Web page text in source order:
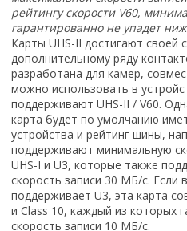
рейтингу скорости V60,
гарантированно не упадет
Карты UHS-II достигают своей
дополнительному ряду
разработана для камер,
можно использовать в
поддерживают UHS-II / V60.
карта будет по умолчанию
устройства и рейтинг шины,
поддерживают минимальную
UHS-I и U3, которые также
скорость записи 30 МБ/с. Если
поддерживает U3, эта карта
и Class 10, каждый из которых
скорость записи 10 МБ/с.